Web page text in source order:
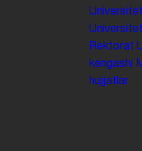
Rektorat
kengashi
hujjatlar